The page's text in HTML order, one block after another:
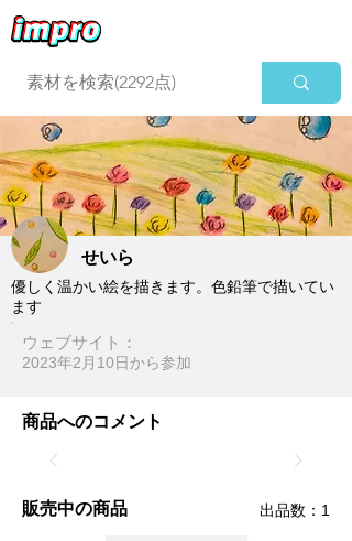
せいら
優しく温かい絵を描きます。色鉛筆で描いてい
ます
ウェブサイト：
2023年2月10日​から参加
商品へのコメント
販売中の商品 ​出品数：1